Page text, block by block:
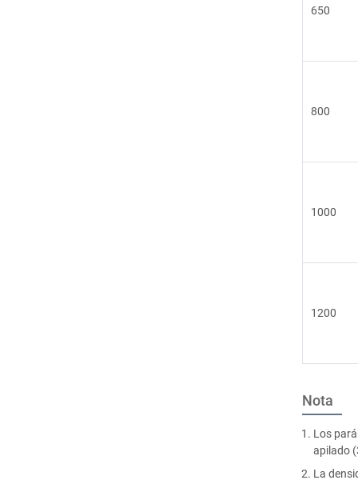
650
800
1000
1200
Nota
Los
apilado
La